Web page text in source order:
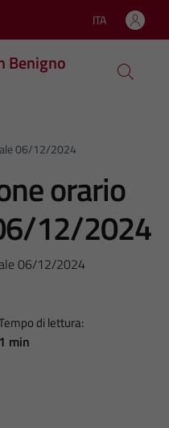
Lingua attiva:
ITA
Benigno
06/12/2024
orario
12/2024
06/12/2024
di lettura:
1 min